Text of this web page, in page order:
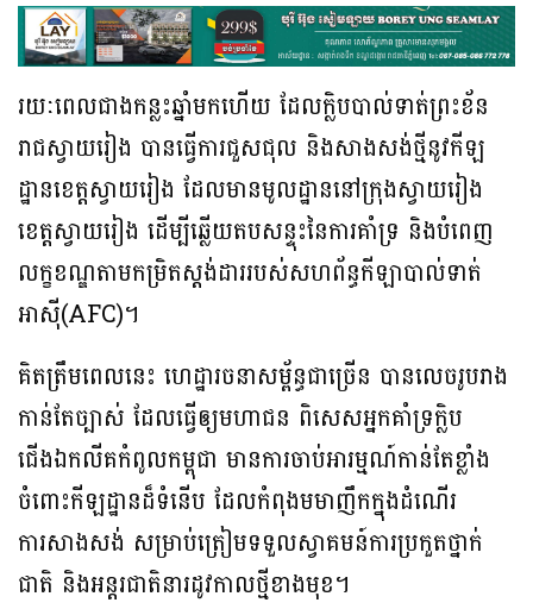
រយៈពេលជាងកន្លះឆ្នាំមកហើយ ដែលក្លិបបាល់ទាត់ព្រះខ័ន
រាជស្វាយរៀង បានធ្វើការជួសជុល និង​សាងសង់ថ្មីនូវកីឡ
ដ្ឋានខេត្តស្វាយរៀង ដែលមានមូលដ្ឋាននៅក្រុងស្វាយរៀង
ខេត្តស្វាយរៀង ដើម្បី​ឆ្លើយតបសន្ទុះនៃការគាំទ្រ និងបំពេញ
លក្ខខណ្ឌ​តាម​កម្រិត​ស្ដង់ដារ​របស់​សហព័ន្ធ​កីឡាបាល់​ទាត់​
អាស៊ី(AFC)។
គិតត្រឹមពេលនេះ ហេដ្ឋារចនាសម្ព័ន្ធជាច្រើន បានលេចរូបរាង
កាន់តែច្បាស់ ដែលធ្វើឲ្យមហាជន ពិសេសអ្នកគាំទ្រក្លិប
ជើងឯកលីគកំពូលកម្ពុជា មានការចាប់អារម្មណ៍កាន់តែខ្លាំង
ចំពោះកីឡដ្ឋានដ៏ទំនើប ដែលកំពុងមមាញឹកក្នុងដំណើរ
ការសាងសង់ សម្រាប់ត្រៀមទទួលស្វាគមន៍ការប្រកួតថ្នាក់
ជាតិ និងអន្ដរជាតិនារដូវកាលថ្មីខាងមុខ។